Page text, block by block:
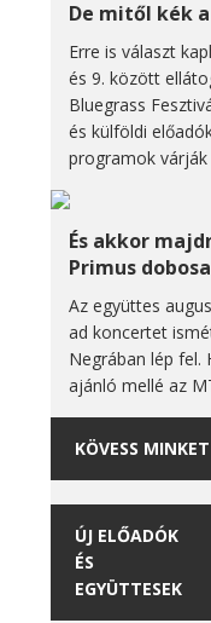
De mitől kék
Erre is választ
és 9. között
Bluegrass
és külföldi
programok
És akkor
Primus
Az együttes
ad koncertet
Negrában lép fel.
ajánló mellé az
KÖVESS MINKET
ÚJ ELŐADÓK
ÉS
EGYÜTTESEK